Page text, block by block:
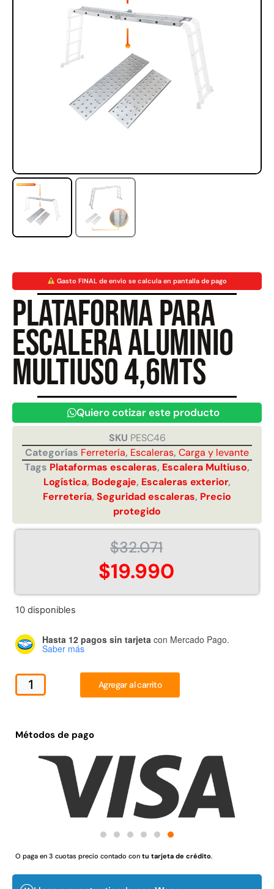
Gasto FINAL de envío se calcula en pantalla de pago
Plataforma para
escalera aluminio
multiuso 4,6mts
Quiero cotizar este producto
SKU PESC46
Categorías Ferretería, Escaleras, Carga y levante
Tags Plataformas escaleras, Escalera Multiuso,
Logística, Bodegaje, Escaleras exterior,
Ferretería, Seguridad escaleras, Precio
protegido
$32.071
$19.990
10 disponibles
Hasta 12 pagos sin tarjeta con Mercado Pago.
Saber más
Agregar al carrito
Métodos de pago
O paga en 3 cuotas precio contado con tu tarjeta de crédito.
Rampa Móvil Hidráulica
22.711.412
11.790.000
5.926.486
Juego Modular 40
QplayGround
$ 4.859.984
Leer más
Juego Modular 25
QplayGround
$9.558.557
$4.790.000
Agregar al carrito
Juego Modular 02
QplayGround
Leer más
QplayGround
37%
Juego Modular 03
QplayGround
5.987.128
Agregar al carrito
Pasto sintético ornamental
Importado USA: Crown
densidad 35mm Rollo
4,57*30,48mts
$
Leer más